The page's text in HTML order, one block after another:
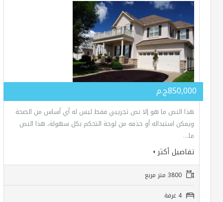
850,000ج.م
هذا النص ما هو إلا نص تجريبي فقط ليس له أي أساس من الصحة
ويمكن استبداله أو حذفه من لوحة التحكم بكل سهولة، هذا النص
ما…
تفاصيل أكثر
3800 متر مربع
4 غرفة